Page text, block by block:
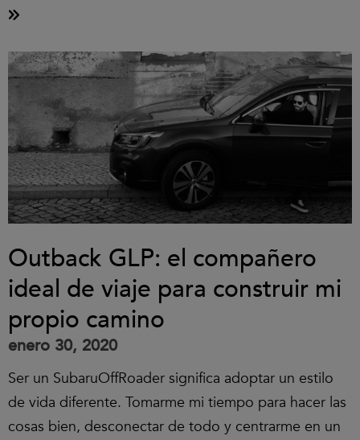
Outback GLP: el compañero
ideal de viaje para construir mi
propio camino
enero 30, 2020
Ser un SubaruOffRoader significa adoptar un estilo
de vida diferente. Tomarme mi tiempo para hacer las
cosas bien, desconectar de todo y centrarme en un